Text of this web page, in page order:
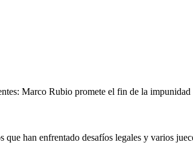
Marco Rubio promete el fin de la
que han enfrentado desafíos legales y varios